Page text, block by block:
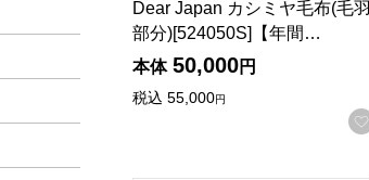
Dear Japan カシミヤ毛布(毛羽
部分)[524050S]【年間…
本体 50,000円
税込 55,000円